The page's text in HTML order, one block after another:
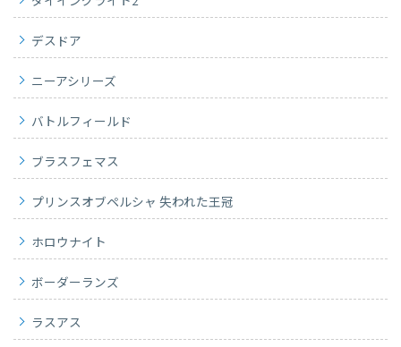
デスドア
ニーアシリーズ
バトルフィールド
ブラスフェマス
プリンスオブペルシャ 失われた王冠
ホロウナイト
ボーダーランズ
ラスアス